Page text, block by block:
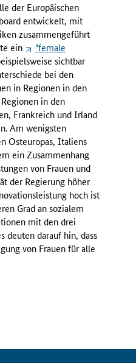
der Europäischen
entwickelt, mit
zusammengeführt
ein
"female
sichtbar
bei den
in Regionen in den
in den
Frankreich und Irland
Am wenigsten
Osteuropas, Italiens
ein Zusammenhang
von Frauen und
der Regierung höher
hoch ist
Grad an sozialem
mit den drei
deuten darauf hin, dass
von Frauen für alle